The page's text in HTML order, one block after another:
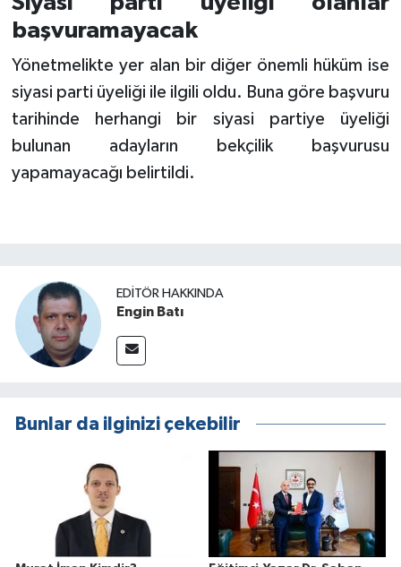
başvuramayacak
Yönetmelikte yer alan bir diğer önemli hüküm ise
siyasi parti üyeliği ile ilgili oldu. Buna göre başvuru
tarihinde herhangi bir siyasi partiye üyeliği
bulunan adayların bekçilik başvurusu
yapamayacağı belirtildi.
EDITÖR HAKKINDA
Engin Batı
Bunlar da ilginizi çekebilir